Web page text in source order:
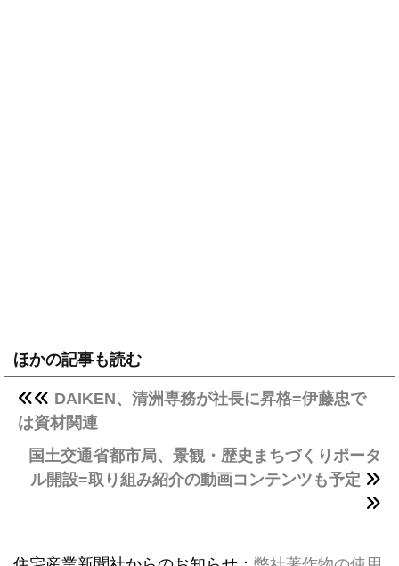
ほかの記事も読む
DAIKEN、清洲専務が社長に昇格=伊藤忠で
は資材関連
国土交通省都市局、景観・歴史まちづくりポータ
ル開設=取り組み紹介の動画コンテンツも予定